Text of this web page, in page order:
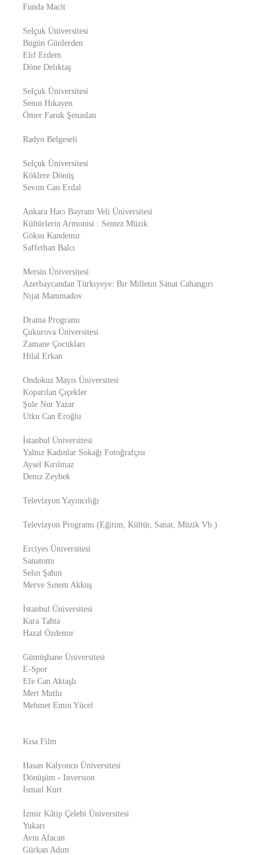
Funda Macit
Selçuk Üniversitesi
Bugün Günlerden
Elıf Erdem
Döne Delıktaş
Selçuk Üniversitesi
Senın Hıkayen
Ömer Faruk Şenaslan
Radyo Belgeseli
Selçuk Üniversitesi
Köklere Dönüş
Sevım Can Erdal
Ankara Hacı Bayram Veli Üniversitesi
Kültürlerin Armonisi : Sentez Müzik
Göksu Kandemır
Saffethan Balcı
Mersin Üniversitesi
Azerbaycandan Türkıyeye: Bır Mılletın Sanat Cahangırı
Nıjat Mammadov
Drama Programı
Çukurova Üniversitesi
Zamane Çocukları
Hilal Erkan
Ondokuz Mayıs Üniversitesi
Koparılan Çıçekler
Şule Nur Yazar
Utku Can Eroğlu
İstanbul Üniversitesi
Yalnız Kadınlar Sokağı Fotoğrafçısı
Aysel Kırılmaz
Denız Zeybek
Televizyon Yayıncılığı
Televizyon Programı (Eğitim, Kültür, Sanat, Müzik Vb.)
Erciyes Üniversitesi
Sanatomı
Selın Şahın
Merve Sınem Akkuş
İstanbul Üniversitesi
Kara Tahta
Hazal Özdemır
Gümüşhane Üniversitesi
E-Spor
Efe Can Aktaşlı
Mert Mutlu
Mehmet Emın Yücel
Kısa Film
Hasan Kalyoncu Üniversitesi
Dönüşüm - Inversıon
İsmaıl Kurt
İzmir Kâtip Çelebi Üniversitesi
Yukarı
Avnı Afacan
Gürkan Adım